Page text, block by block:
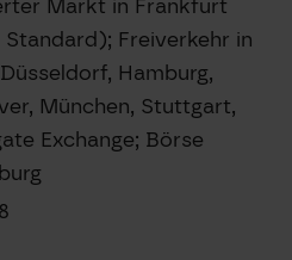
Markt in Frankfurt
Standard); Freiverkehr in
Hamburg,
München, Stuttgart,
Exchange; Börse